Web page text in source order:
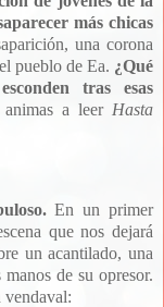
más chicas
una corona
pueblo de Ea. ¿Qué
tras esas
animas a leerHasta
En un primer
que nos dejará
un acantilado, una
de su opresor.
vendaval: